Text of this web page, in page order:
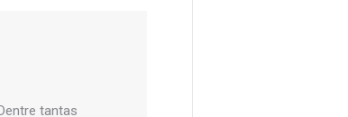
tantas